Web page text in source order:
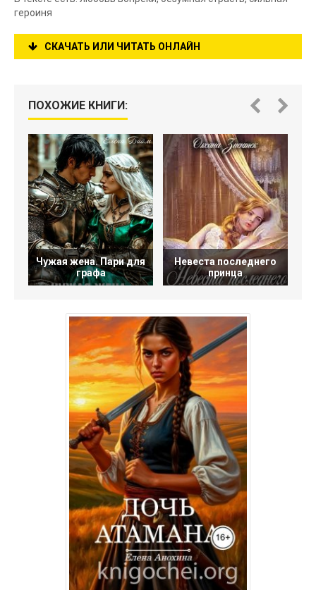
героиня
СКАЧАТЬ ИЛИ ЧИТАТЬ ОНЛАЙН
ПОХОЖИЕ КНИГИ:
Чужая жена. Пари для
графа
Невеста последнего
принца